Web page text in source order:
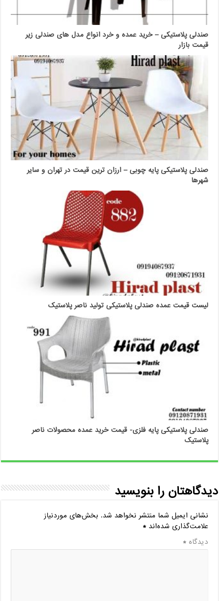
صندلی پلاستیکی – خرید عمده و خرد انواع مدل های صندلی زیر
قیمت بازار
صندلی پلاستیکی پایه چوبی – ارزان ترین قیمت در تهران و سایر
شهرها
لیست قیمت عمده صندلی پلاستیکی تولید ناصر پلاستیک
صندلی پلاستیکی پایه فلزی- قیمت خرید عمده محصولات ناصر
پلاستیک
دیدگاهتان را بنویسید
نشانی ایمیل شما منتشر نخواهد شد. بخش‌های موردنیاز
علامت‌گذاری شده‌اند*
دیدگاه*